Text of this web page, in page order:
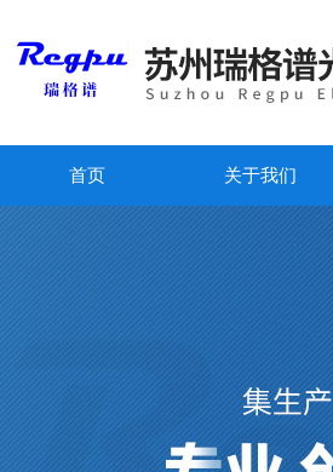
首页 关于我们